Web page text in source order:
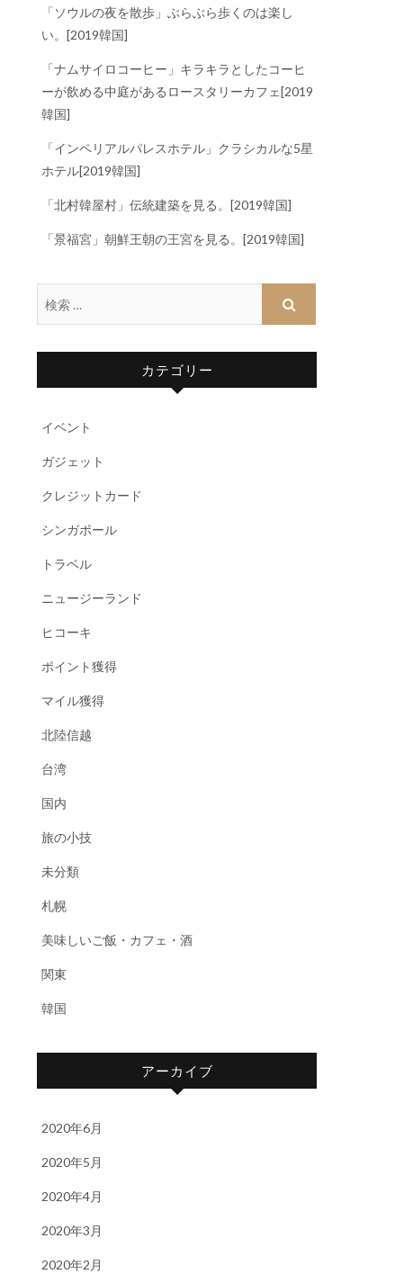
「ソウルの夜を散歩」ぶらぶら歩くのは楽し
い。[2019韓国]
「ナムサイロコーヒー」キラキラとしたコーヒ
ーが飲める中庭があるロースタリーカフェ[2019
韓国]
「インペリアルパレスホテル」クラシカルな5星
ホテル[2019韓国]
「北村韓屋村」伝統建築を見る。[2019韓国]
「景福宮」朝鮮王朝の王宮を見る。[2019韓国]
カテゴリー
イベント
ガジェット
クレジットカード
シンガポール
トラベル
ニュージーランド
ヒコーキ
ポイント獲得
マイル獲得
北陸信越
台湾
国内
旅の小技
未分類
札幌
美味しいご飯・カフェ・酒
関東
韓国
アーカイブ
2020年6月
2020年5月
2020年4月
2020年3月
2020年2月